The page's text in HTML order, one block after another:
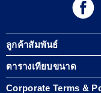
ลูกค้าสัมพันธ์
ตารางเทียบขนาด
Corporate Terms &